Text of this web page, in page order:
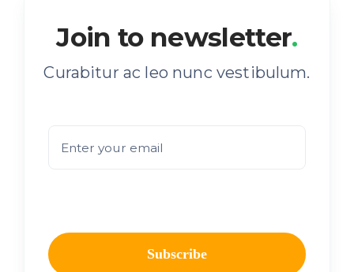
Join to newsletter.
Curabitur ac leo nunc vestibulum.
Subscribe